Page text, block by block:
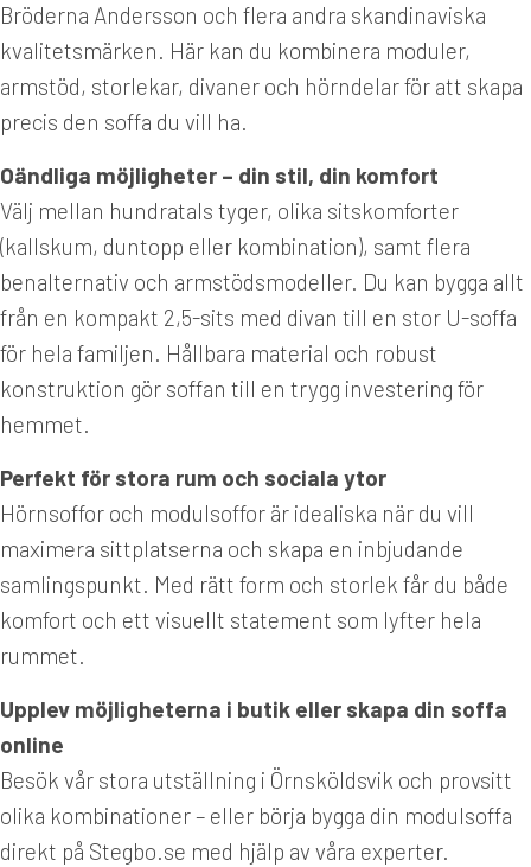
Bröderna Andersson och flera andra skandinaviska
kvalitetsmärken. Här kan du kombinera moduler,
armstöd, storlekar, divaner och hörndelar för att skapa
precis den soffa du vill ha.
Oändliga möjligheter – din stil, din komfort
Välj mellan hundratals tyger, olika sitskomforter
(kallskum, duntopp eller kombination), samt flera
benalternativ och armstödsmodeller. Du kan bygga allt
från en kompakt 2,5-sits med divan till en stor U-soffa
för hela familjen. Hållbara material och robust
konstruktion gör soffan till en trygg investering för
hemmet.
Perfekt för stora rum och sociala ytor
Hörnsoffor och modulsoffor är idealiska när du vill
maximera sittplatserna och skapa en inbjudande
samlingspunkt. Med rätt form och storlek får du både
komfort och ett visuellt statement som lyfter hela
rummet.
Upplev möjligheterna i butik eller skapa din soffa
online
Besök vår stora utställning i Örnsköldsvik och provsitt
olika kombinationer – eller börja bygga din modulsoffa
direkt på Stegbo.se med hjälp av våra experter.